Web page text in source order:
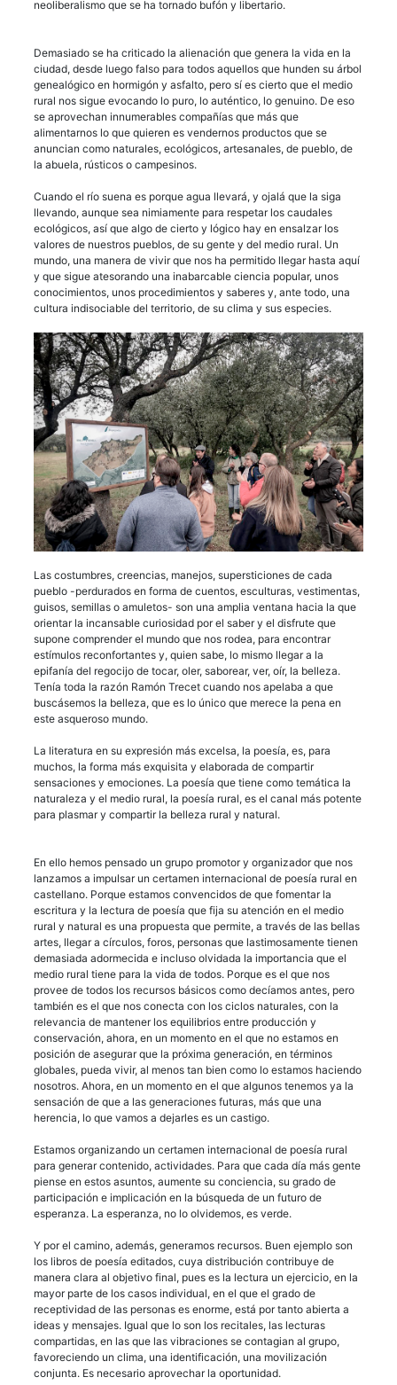
neoliberalismo que se ha tornado bufón y libertario.
Demasiado se ha criticado la alienación que genera la vida en la
ciudad, desde luego falso para todos aquellos que hunden su árbol
genealógico en hormigón y asfalto, pero sí es cierto que el medio
rural nos sigue evocando lo puro, lo auténtico, lo genuino. De eso
se aprovechan innumerables compañías que más que
alimentarnos lo que quieren es vendernos productos que se
anuncian como naturales, ecológicos, artesanales, de pueblo, de
la abuela, rústicos o campesinos.
Cuando el río suena es porque agua llevará, y ojalá que la siga
llevando, aunque sea nimiamente para respetar los caudales
ecológicos, así que algo de cierto y lógico hay en ensalzar los
valores de nuestros pueblos, de su gente y del medio rural. Un
mundo, una manera de vivir que nos ha permitido llegar hasta aquí
y que sigue atesorando una inabarcable ciencia popular, unos
conocimientos, unos procedimientos y saberes y, ante todo, una
cultura indisociable del territorio, de su clima y sus especies.
Las costumbres, creencias, manejos, supersticiones de cada
pueblo -perdurados en forma de cuentos, esculturas, vestimentas,
guisos, semillas o amuletos- son una amplia ventana hacia la que
orientar la incansable curiosidad por el saber y el disfrute que
supone comprender el mundo que nos rodea, para encontrar
estímulos reconfortantes y, quien sabe, lo mismo llegar a la
epifanía del regocijo de tocar, oler, saborear, ver, oír, la belleza.
Tenía toda la razón Ramón Trecet cuando nos apelaba a que
buscásemos la belleza, que es lo único que merece la pena en
este asqueroso mundo.
La literatura en su expresión más excelsa, la poesía, es, para
muchos, la forma más exquisita y elaborada de compartir
sensaciones y emociones. La poesía que tiene como temática la
naturaleza y el medio rural, la poesía rural, es el canal más potente
para plasmar y compartir la belleza rural y natural.
En ello hemos pensado un grupo promotor y organizador que nos
lanzamos a impulsar un certamen internacional de poesía rural en
castellano. Porque estamos convencidos de que fomentar la
escritura y la lectura de poesía que fija su atención en el medio
rural y natural es una propuesta que permite, a través de las bellas
artes, llegar a círculos, foros, personas que lastimosamente tienen
demasiada adormecida e incluso olvidada la importancia que el
medio rural tiene para la vida de todos. Porque es el que nos
provee de todos los recursos básicos como decíamos antes, pero
también es el que nos conecta con los ciclos naturales, con la
relevancia de mantener los equilibrios entre producción y
conservación, ahora, en un momento en el que no estamos en
posición de asegurar que la próxima generación, en términos
globales, pueda vivir, al menos tan bien como lo estamos haciendo
nosotros. Ahora, en un momento en el que algunos tenemos ya la
sensación de que a las generaciones futuras, más que una
herencia, lo que vamos a dejarles es un castigo.
Estamos organizando un certamen internacional de poesía rural
para generar contenido, actividades. Para que cada día más gente
piense en estos asuntos, aumente su conciencia, su grado de
participación e implicación en la búsqueda de un futuro de
esperanza. La esperanza, no lo olvidemos, es verde.
Y por el camino, además, generamos recursos. Buen ejemplo son
los libros de poesía editados, cuya distribución contribuye de
manera clara al objetivo final, pues es la lectura un ejercicio, en la
mayor parte de los casos individual, en el que el grado de
receptividad de las personas es enorme, está por tanto abierta a
ideas y mensajes. Igual que lo son los recitales, las lecturas
compartidas, en las que las vibraciones se contagian al grupo,
favoreciendo un clima, una identificación, una movilización
conjunta. Es necesario aprovechar la oportunidad.